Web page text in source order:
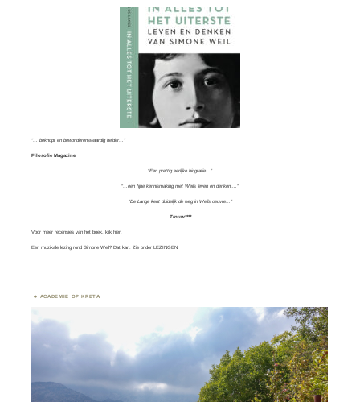
“… beknopt en bewonderenswaardig helder…”
Filosofie Magazine
“Een prettig eerlijke biografie…”
“…een fijne kennismaking met Weils leven en denken….”
“De Lange kent duidelijk de weg in Weils oeuvre…”
Trouw****
Voor meer recensies van het boek, klik hier.
Een muzikale lezing rond Simone Weil? Dat kan. Zie onderLEZINGEN
ACADEMIE OP KRETA